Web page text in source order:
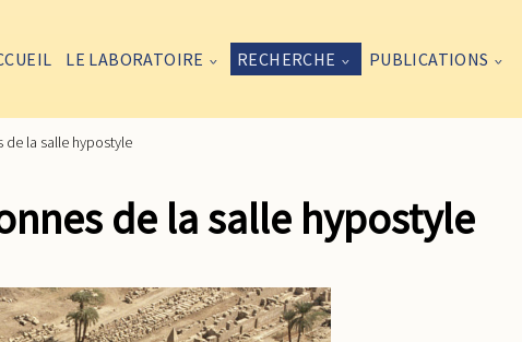
LE LABORATOIRE RECHERCHE PUBLICATIONS
de la salle hypostyle
de la salle hypostyle